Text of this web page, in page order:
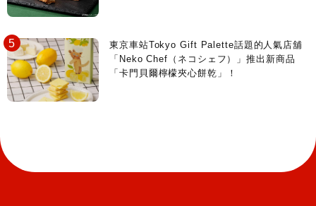
東京車站Tokyo Gift Palette話題的人氣店舖
「Neko Chef（ネコシェフ）」推出新商品
「卡門貝爾檸檬夾心餅乾」！